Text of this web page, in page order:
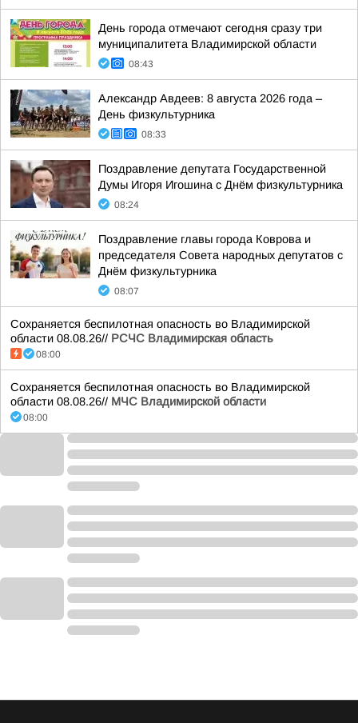
День города отмечают сегодня сразу три
муниципалитета Владимирской области
08:43
Александр Авдеев: 8 августа 2026 года –
День физкультурника
08:33
Поздравление депутата Государственной
Думы Игоря Игошина с Днём физкультурника
08:24
Поздравление главы города Коврова и
председателя Совета народных депутатов с
Днём физкультурника
08:07
Сохраняется беспилотная опасность во Владимирской
области 08.08.26// РСЧС Владимирская область
08:00
Сохраняется беспилотная опасность во Владимирской
области 08.08.26// МЧС Владимирской области
08:00